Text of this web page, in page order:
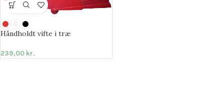
Håndholdt vifte i træ
239,00 kr.